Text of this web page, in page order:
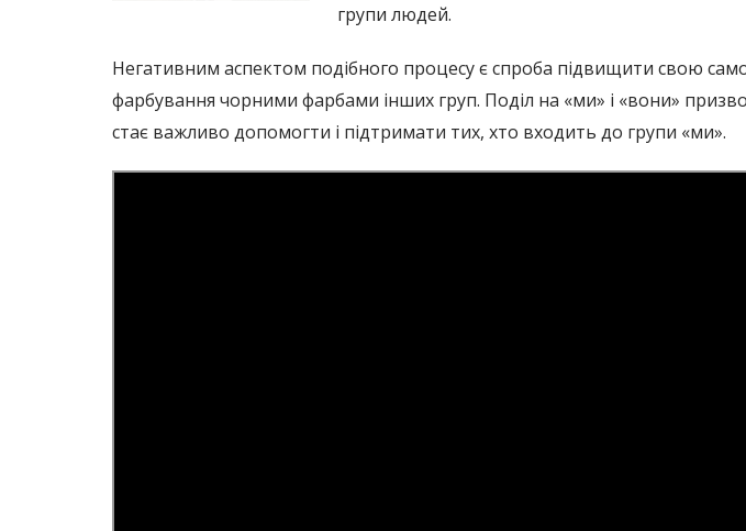
групи людей.
Негативним аспектом подібного процесу є спроба підвищити свою
фарбування чорними фарбами інших груп. Поділ на «ми» і «вони»
стає важливо допомогти і підтримати тих, хто входить до групи «ми».